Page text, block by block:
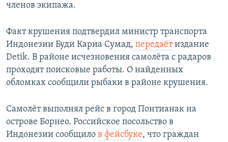
членов экипажа.
Факт крушения подтвердил министр транспорта
Индонезии Буди Кариа Сумад, передаётиздание
Detik. В районе исчезновения самолёта с радаров
проходят поисковые работы. О найденных
обломках сообщили рыбаки в районе крушения.
Самолёт выполнял рейс в город Понтианак на
острове Борнео. Российское посольство в
Индонезии сообщило в фейсбуке, что граждан